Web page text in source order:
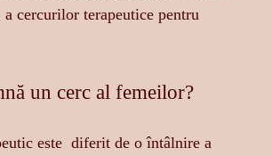
cercurilor terapeutice pentru
un cerc al femeilor?
este diferit de o întâlnire a